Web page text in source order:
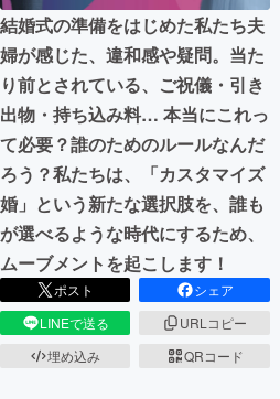
まちづくり・地域活性化
CAMPFIRE for Social Good
CAMPFIREふるさと納税
結婚式の準備をはじめた私たち夫
婦が感じた、違和感や疑問。当た
り前とされている、ご祝儀・引き
出物・持ち込み料… ​​本当にこれっ
て必要？誰のためのルールなんだ
ろう？​​​​私たちは、「カスタマイズ
婚」という新たな選択肢を、​​誰も
が選べるような時代にするため、
ムーブメントを起こします！
ポスト
シェア
LINEで送る
URLコピー
埋め込み
QRコード